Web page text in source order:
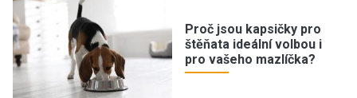
Proč jsou kapsičky pro
štěňata ideální volbou i
pro vašeho mazlíčka?